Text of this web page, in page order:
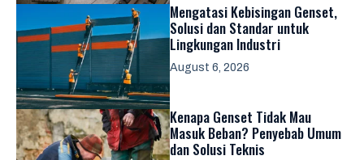
Mengatasi Kebisingan Genset,
Solusi dan Standar untuk
Lingkungan Industri
August 6, 2026
Kenapa Genset Tidak Mau
Masuk Beban? Penyebab Umum
dan Solusi Teknis